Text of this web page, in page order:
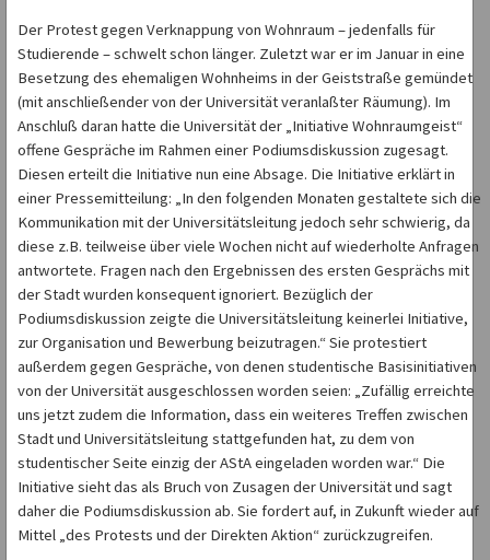
Der Protest gegen Verknappung von Wohnraum – jedenfalls für
Studierende – schwelt schon länger. Zuletzt war er im Januar in eine
Besetzung des ehemaligen Wohnheims in der Geiststraße gemündet
(mit anschließender von der Universität veranlaßter Räumung). Im
Anschluß daran hatte die Universität der „Initiative Wohnraumgeist“
offene Gespräche im Rahmen einer Podiumsdiskussion zugesagt.
Diesen erteilt die Initiative nun eine Absage. Die Initiative erklärt in
einer Pressemitteilung: „In den folgenden Monaten gestaltete sich die
Kommunikation mit der Universitätsleitung jedoch sehr schwierig, da
diese z.B. teilweise über viele Wochen nicht auf wiederholte Anfragen
antwortete. Fragen nach den Ergebnissen des ersten Gesprächs mit
der Stadt wurden konsequent ignoriert. Bezüglich der
Podiumsdiskussion zeigte die Universitätsleitung keinerlei Initiative,
zur Organisation und Bewerbung beizutragen.“ Sie protestiert
außerdem gegen Gespräche, von denen studentische Basisinitiativen
von der Universität ausgeschlossen worden seien: „Zufällig erreichte
uns jetzt zudem die Information, dass ein weiteres Treffen zwischen
Stadt und Universitätsleitung stattgefunden hat, zu dem von
studentischer Seite einzig der AStA eingeladen worden war.“ Die
Initiative sieht das als Bruch von Zusagen der Universität und sagt
daher die Podiumsdiskussion ab. Sie fordert auf, in Zukunft wieder auf
Mittel „des Protests und der Direkten Aktion“ zurückzugreifen.